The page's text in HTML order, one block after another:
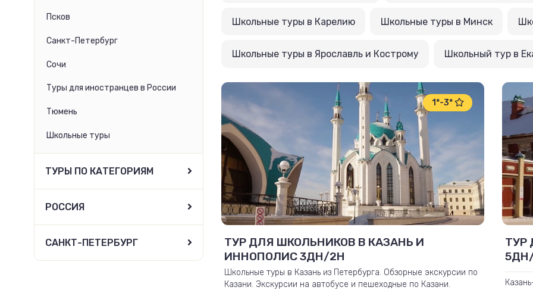
Псков
Санкт-Петербург
Сочи
Туры для иностранцев в России
Тюмень
Школьные туры
ТУРЫ ПО КАТЕГОРИЯМ
РОССИЯ
САНКТ-ПЕТЕРБУРГ
Школьные туры в Карелию Школьные туры в Минск
Школьные туры в Ярославль и Кострому Школьный тур в
1*-3*
ТУР ДЛЯ ШКОЛЬНИКОВ В КАЗАНЬ И
ИННОПОЛИС 3ДН/2Н
Школьные туры в Казань из Петербурга. Обзорные экскурсии по
Казани. Экскурсии на автобусе и пешеходные по Казани.
ТУР